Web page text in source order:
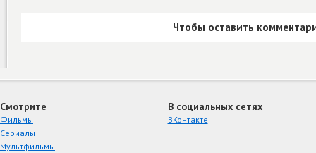
Чтобы оставить
Смотрите
Фильмы
Сериалы
Мультфильмы
В социальных сетях
ВКонтакте